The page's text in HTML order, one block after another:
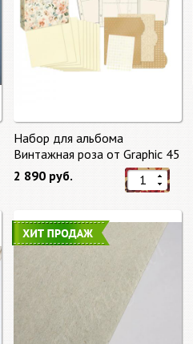
Набор для альбома
Винтажная роза от Graphic 45
2 890 руб.